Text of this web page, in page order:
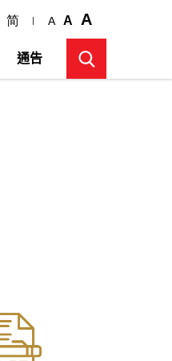
简 A A A
通告